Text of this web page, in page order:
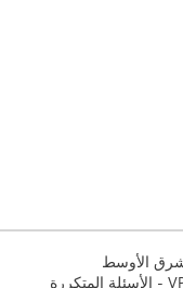
الأسئلة المتكررة